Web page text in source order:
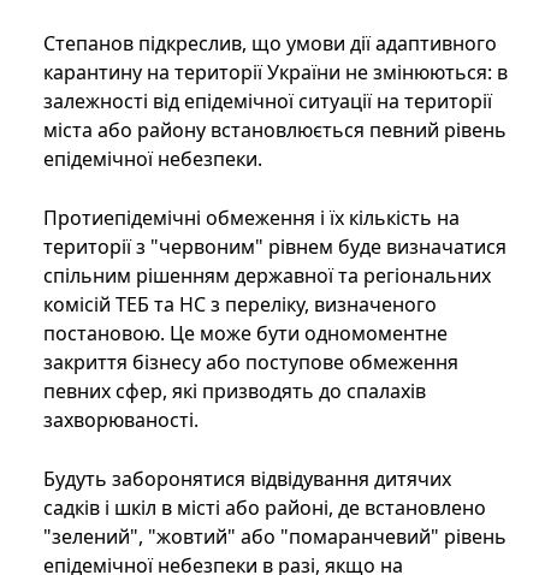
Степанов підкреслив, що умови дії адаптивного
карантину на території України не змінюються: в
залежності від епідемічної ситуації на території
міста або району встановлюється певний рівень
епідемічної небезпеки.
Протиепідемічні обмеження і їх кількість на
території з "червоним" рівнем буде визначатися
спільним рішенням державної та регіональних
комісій ТЕБ та НС з переліку, визначеного
постановою. Це може бути одномоментне
закриття бізнесу або поступове обмеження
певних сфер, які призводять до спалахів
захворюваності.
Будуть заборонятися відвідування дитячих
садків і шкіл в місті або районі, де встановлено
"зелений", "жовтий" або "помаранчевий" рівень
епідемічної небезпеки в разі, якщо на